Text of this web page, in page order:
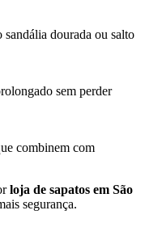
dourada ou salto
sem perder
combinem com
loja de sapatos em São
segurança.